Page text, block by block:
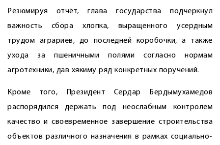
Резюмируя отчёт, глава государства подчеркнул
важность сбора хлопка, выращенного усердным
трудом аграриев, до последней коробочки, а также
ухода за пшеничными полями согласно нормам
агротехники, дав хякиму ряд конкретных поручений.
Кроме того, Президент Сердар Бердымухамедов
распорядился держать под неослабным контролем
качество и своевременное завершение строительства
объектов различного назначения в рамках социально-